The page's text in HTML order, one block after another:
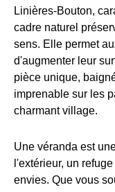
Linières-Bouton,
cadre naturel
sens. Elle permet
d'augmenter leur
pièce unique,
imprenable sur les
charmant village.
Une véranda est
l'extérieur, un
envies. Que vous